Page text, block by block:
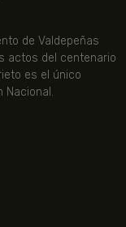
de Valdepeñas
actos del centenario
es el único
Nacional.